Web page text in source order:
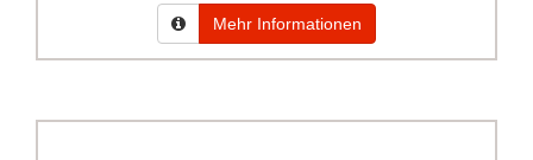
Mehr Informationen